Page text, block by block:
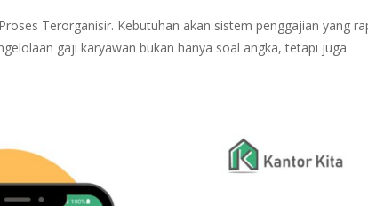
Terorganisir. Kebutuhan akan sistem penggajian yang
gaji karyawan bukan hanya soal angka, tetapi juga